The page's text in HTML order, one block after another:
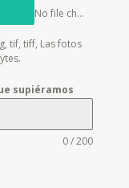
No file chosen
tif, tiff, Las fotos
supiéramos
0 / 200